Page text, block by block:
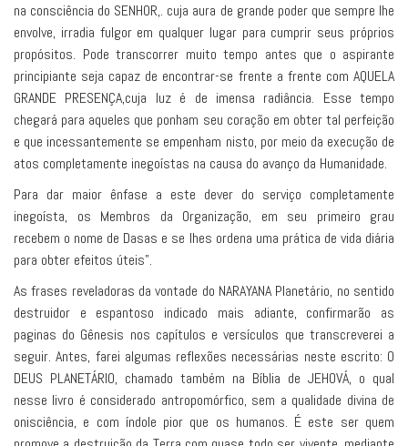
na consciência do SENHOR,. cuja aura de grande poder que sempre lhe
envolve, irradia fulgor em qualquer lugar para cumprir seus próprios
propósitos. Pode transcorrer muito tempo antes que o aspirante
principiante seja capaz de encontrar-se frente a frente com AQUELA
GRANDE PRESENÇA,cuja luz é de imensa radiância. Esse tempo
chegará para aqueles que ponham seu coração em obter tal perfeição
e que incessantemente se empenham nisto, por meio da execução de
atos completamente inegoístas na causa do avanço da Humanidade.
Para dar maior ênfase a este dever do serviço completamente
inegoísta, os Membros da Organização, em seu primeiro grau
recebem o nome de Dasas e se lhes ordena uma prática de vida diária
para obter efeitos úteis”.
As frases reveladoras da vontade do NARAYANA Planetário, no sentido
destruidor e espantoso indicado mais adiante, confirmarão as
paginas do Gênesis nos capítulos e versículos que transcreverei a
seguir. Antes, farei algumas reflexões necessárias neste escrito: O
DEUS PLANETÁRIO, chamado também na Bíblia de JEHOVÁ, o qual
nesse livro é considerado antropomórfico, sem a qualidade divina de
onisciência, e com índole pior que os humanos. É este ser quem